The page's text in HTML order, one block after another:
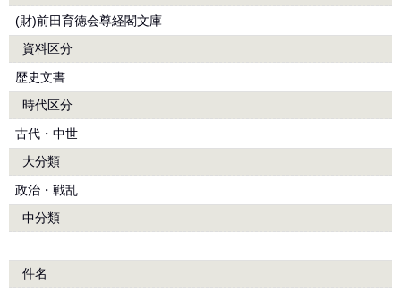
(財)前田育徳会尊経閣文庫
資料区分
歴史文書
時代区分
古代・中世
大分類
政治・戦乱
中分類
件名